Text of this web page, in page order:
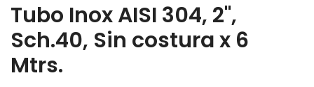
Tubo Inox AISI 304, 2",
Sch.40, Sin costura x 6
Mtrs.